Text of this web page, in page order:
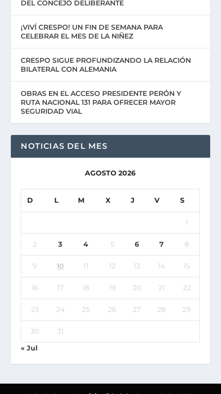
DEL CONCEJO DELIBERANTE
¡VIVÍ CRESPO! UN FIN DE SEMANA PARA
CELEBRAR EL MES DE LA NIÑEZ
CRESPO SIGUE PROFUNDIZANDO LA RELACIÓN
BILATERAL CON ALEMANIA
OBRAS EN EL ACCESO PRESIDENTE PERÓN Y
RUTA NACIONAL 131 PARA OFRECER MAYOR
SEGURIDAD VIAL
NOTICIAS DEL MES
AGOSTO 2026
D L M X J V S
1
2 3 4 5 6 7 8
9 10 11 12 13 14 15
16 17 18 19 20 21 22
23 24 25 26 27 28 29
30
31
« Jul